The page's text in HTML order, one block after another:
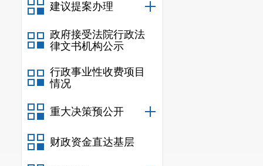
建议提案办理
政府接受法院行政法
律文书机构公示
行政事业性收费项目
情况
重大决策预公开
财政资金直达基层